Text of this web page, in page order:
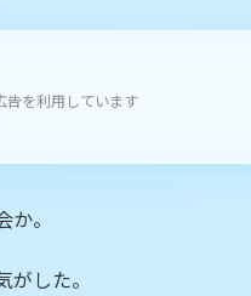
告を利用しています
。
した。